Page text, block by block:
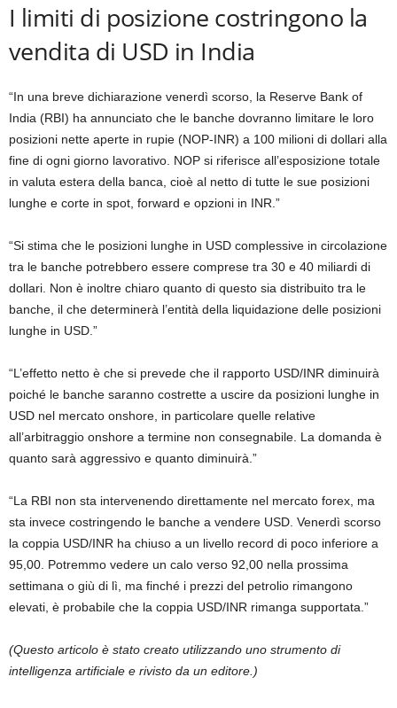
I limiti di posizione costringono la
vendita di USD in India
“In una breve dichiarazione venerdì scorso, la Reserve Bank of
India (RBI) ha annunciato che le banche dovranno limitare le loro
posizioni nette aperte in rupie (NOP-INR) a 100 milioni di dollari alla
fine di ogni giorno lavorativo. NOP si riferisce all’esposizione totale
in valuta estera della banca, cioè al netto di tutte le sue posizioni
lunghe e corte in spot, forward e opzioni in INR.”
“Si stima che le posizioni lunghe in USD complessive in circolazione
tra le banche potrebbero essere comprese tra 30 e 40 miliardi di
dollari. Non è inoltre chiaro quanto di questo sia distribuito tra le
banche, il che determinerà l’entità della liquidazione delle posizioni
lunghe in USD.”
“L’effetto netto è che si prevede che il rapporto USD/INR diminuirà
poiché le banche saranno costrette a uscire da posizioni lunghe in
USD nel mercato onshore, in particolare quelle relative
all’arbitraggio onshore a termine non consegnabile. La domanda è
quanto sarà aggressivo e quanto diminuirà.”
“La RBI non sta intervenendo direttamente nel mercato forex, ma
sta invece costringendo le banche a vendere USD. Venerdì scorso
la coppia USD/INR ha chiuso a un livello record di poco inferiore a
95,00. Potremmo vedere un calo verso 92,00 nella prossima
settimana o giù di lì, ma finché i prezzi del petrolio rimangono
elevati, è probabile che la coppia USD/INR rimanga supportata.”
(Questo articolo è stato creato utilizzando uno strumento di
intelligenza artificiale e rivisto da un editore.)